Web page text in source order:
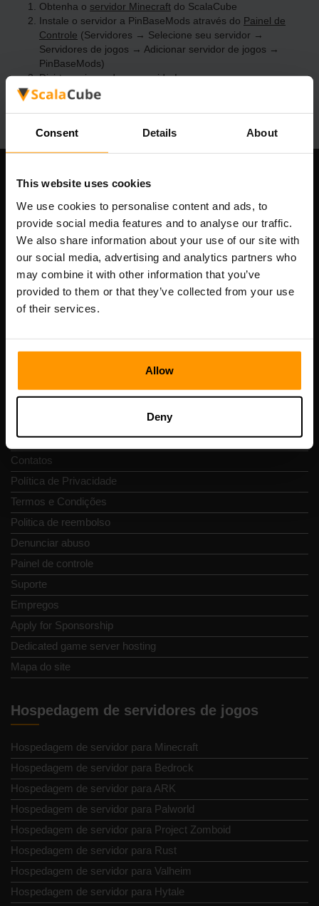
Consent Details About
This website uses cookies
We use cookies to personalise content and ads, to
provide social media features and to analyse our traffic.
We also share information about your use of our site with
our social media, advertising and analytics partners who
may combine it with other information that you’ve
provided to them or that they’ve collected from your use
of their services.
Allow
Deny
Obtenha o servidor Minecraft do ScalaCube
Instale o servidor a PinBaseMods através do Painel de
Controle (Servidores → Selecione seu servidor →
Servidores de jogos → Adicionar servidor de jogos →
PinBaseMods)
Divirta-se jogando no servidor!
Nossa empresa
Scalable Hosting Solutions OÜ
Código de Registo: 14652605
Número de IVA: EE102133820
Endereço: Harju maakond, Tallinn, Kesklinna linnaosa,
Vesivärava tn 50-201, 10152
Navegação rápida
Avaliações
Contatos
Política de Privacidade
Termos e Condições
Politica de reembolso
Denunciar abuso
Painel de controle
Suporte
Empregos
Apply for Sponsorship
Dedicated game server hosting
Mapa do site
Hospedagem de servidores de jogos
Hospedagem de servidor para Minecraft
Hospedagem de servidor para Bedrock
Hospedagem de servidor para ARK
Hospedagem de servidor para Palworld
Hospedagem de servidor para Project Zomboid
Hospedagem de servidor para Rust
Hospedagem de servidor para Valheim
Hospedagem de servidor para Hytale